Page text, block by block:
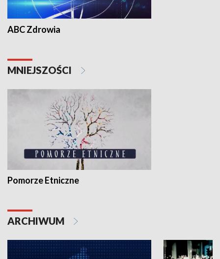
ABC Zdrowia
MNIEJSZOŚCI
Pomorze Etniczne
ARCHIWUM